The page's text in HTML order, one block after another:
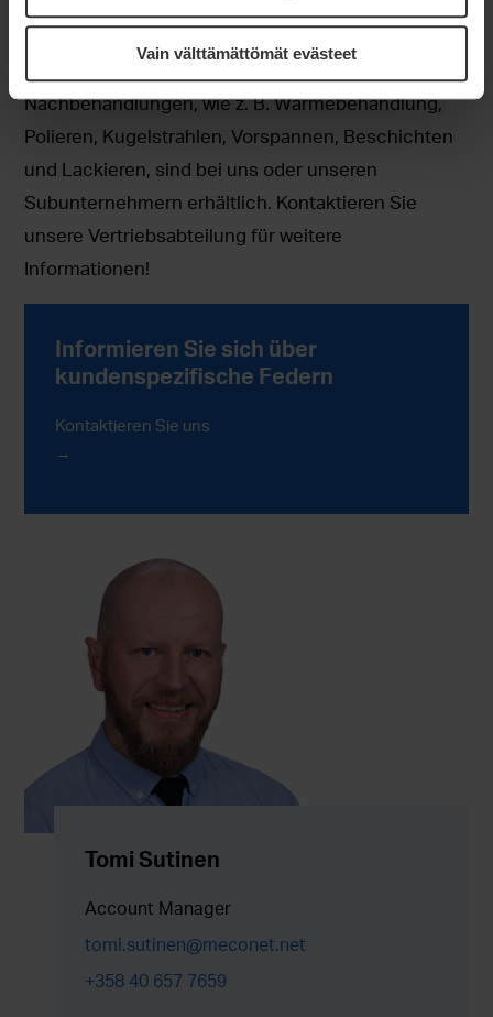
Vain välttämättömät evästeet
Titan.
Nachbehandlungen, wie z. B. Wärmebehandlung,
Polieren, Kugelstrahlen, Vorspannen, Beschichten
und Lackieren, sind bei uns oder unseren
Subunternehmern erhältlich. Kontaktieren Sie
unsere Vertriebsabteilung für weitere
Informationen!
Informieren Sie sich über
kundenspezifische Federn
Kontaktieren Sie uns
Tomi Sutinen
Account Manager
tomi.sutinen@meconet.net
+358 40 657 7659